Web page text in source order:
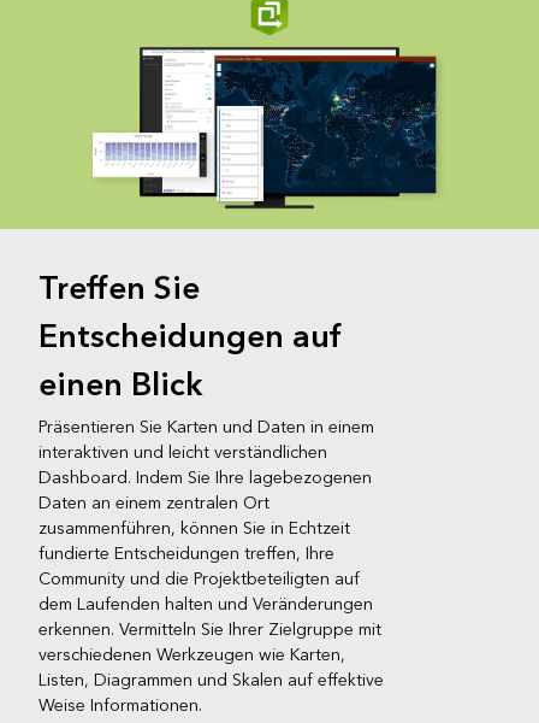
Treffen Sie
Entscheidungen auf
einen Blick
Präsentieren Sie Karten und Daten in einem
interaktiven und leicht verständlichen
Dashboard. Indem Sie Ihre lagebezogenen
Daten an einem zentralen Ort
zusammenführen, können Sie in Echtzeit
fundierte Entscheidungen treffen, Ihre
Community und die Projektbeteiligten auf
dem Laufenden halten und Veränderungen
erkennen. Vermitteln Sie Ihrer Zielgruppe mit
verschiedenen Werkzeugen wie Karten,
Listen, Diagrammen und Skalen auf effektive
Weise Informationen.